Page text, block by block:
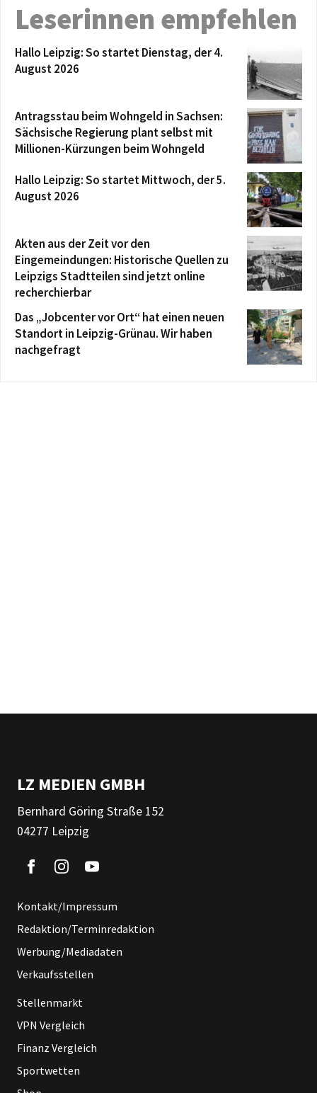
Leserinnen empfehlen
Hallo Leipzig: So startet Dienstag, der 4.
August 2026
Antragsstau beim Wohngeld in Sachsen:
Sächsische Regierung plant selbst mit
Millionen-Kürzungen beim Wohngeld
Hallo Leipzig: So startet Mittwoch, der 5.
August 2026
Akten aus der Zeit vor den
Eingemeindungen: Historische Quellen zu
Leipzigs Stadtteilen sind jetzt online
recherchierbar
Das „Jobcenter vor Ort“ hat einen neuen
Standort in Leipzig-Grünau. Wir haben
nachgefragt
LZ MEDIEN GMBH
Bernhard Göring Straße 152
04277 Leipzig
Kontakt/Impressum
Redaktion/Terminredaktion
Werbung/Mediadaten
Verkaufsstellen
Stellenmarkt
VPN Vergleich
Finanz Vergleich
Sportwetten